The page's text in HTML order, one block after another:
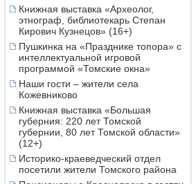
Книжная выставка «Археолог,
этнограф, библиотекарь Степан
Кирович Кузнецов» (16+)
Пушкинка на «Празднике топора» с
интеллектуальной игровой
программой «Томские окна»
Наши гости – жители села
Кожевниково
Книжная выставка «Большая
губерния: 220 лет Томской
губернии, 80 лет Томской области»
(12+)
Историко-краеведческий отдел
посетили жители Томского района